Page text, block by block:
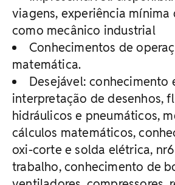
viagens, experiência mínima
como mecânico industrial
Conhecimentos de
matemática.
Desejável: conhecimento
interpretação de desenhos,
hidráulicos e pneumáticos,
cálculos matemáticos,
oxi-corte e solda elétrica,
trabalho, conhecimento de